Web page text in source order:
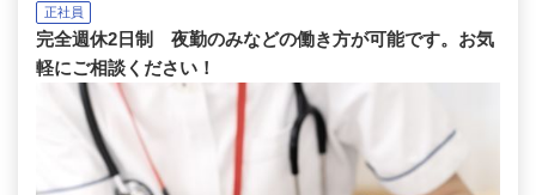
正社員
完全週休2日制 夜勤のみなどの働き方が可能です。お気
軽にご相談ください！